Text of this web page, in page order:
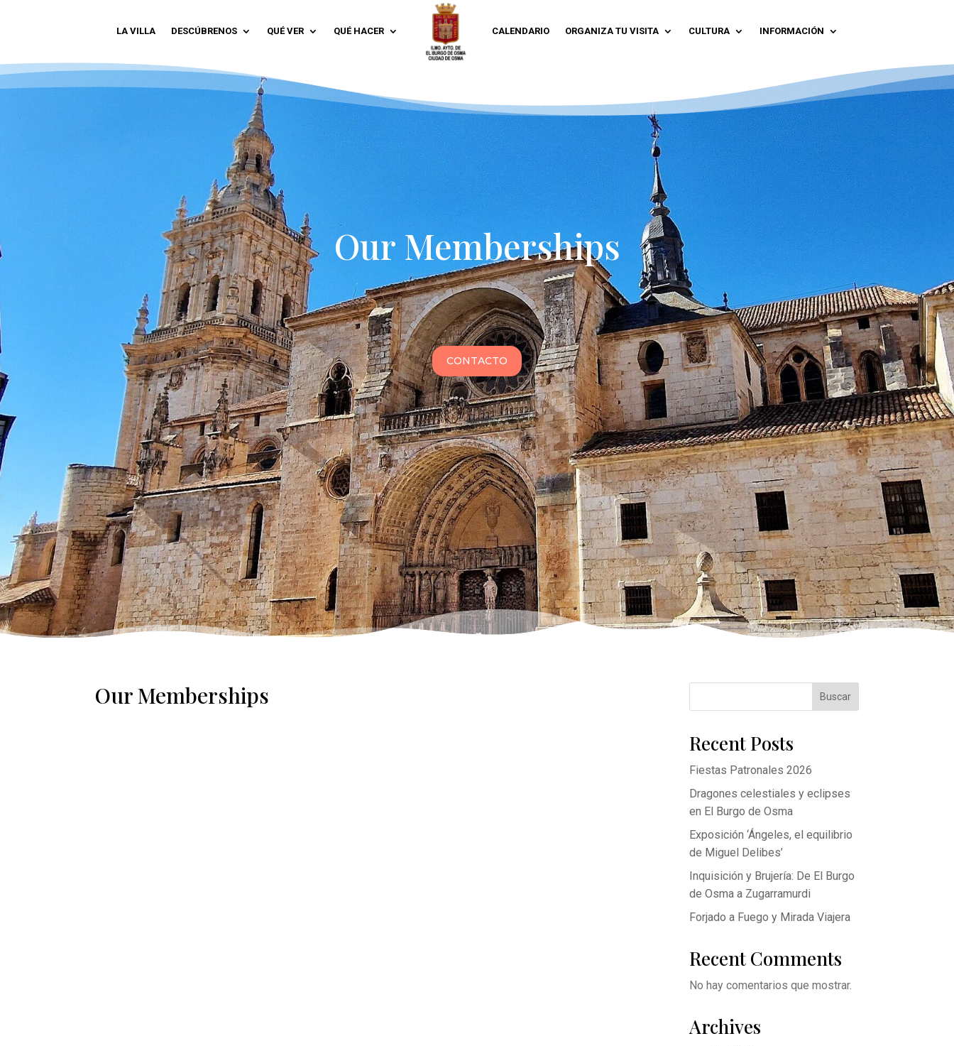
LA VILLA DESCÚBRENOS QUÉ VER QUÉ HACER CALENDARIO ORGANIZA TU VISITA CULTURA INFORMACIÓN
Our Memberships
CONTACTO
Our Memberships Buscar
Recent Posts
Fiestas Patronales 2026
Dragones celestiales y eclipses
en El Burgo de Osma
Exposición ‘Ángeles, el equilibrio
de Miguel Delibes’
Inquisición y Brujería: De El Burgo
de Osma a Zugarramurdi
Forjado a Fuego y Mirada Viajera
Recent Comments
No hay comentarios que mostrar.
Archives